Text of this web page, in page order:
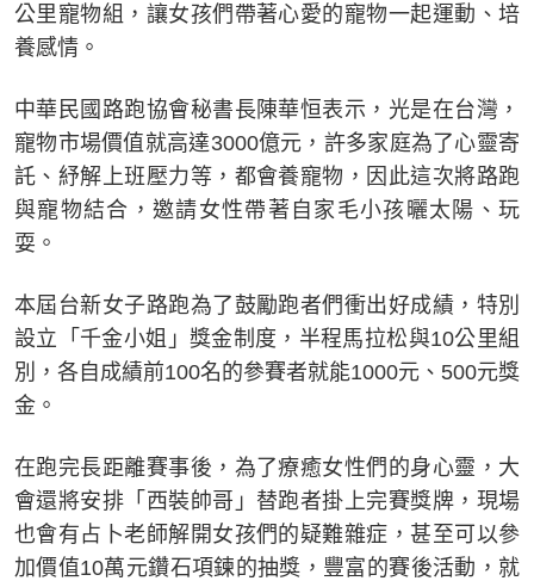
公里寵物組，讓女孩們帶著心愛的寵物一起運動、培
養感情。
中華民國路跑協會秘書長陳華恒表示，光是在台灣，
寵物市場價值就高達3000億元，許多家庭為了心靈寄
託、紓解上班壓力等，都會養寵物，因此這次將路跑
與寵物結合，邀請女性帶著自家毛小孩曬太陽、玩
耍。
本屆台新女子路跑為了鼓勵跑者們衝出好成績，特別
設立「千金小姐」獎金制度，半程馬拉松與10公里組
別，各自成績前100名的參賽者就能1000元、500元獎
金。
在跑完長距離賽事後，為了療癒女性們的身心靈，大
會還將安排「西裝帥哥」替跑者掛上完賽獎牌，現場
也會有占卜老師解開女孩們的疑難雜症，甚至可以參
加價值10萬元鑽石項鍊的抽獎，豐富的賽後活動，就